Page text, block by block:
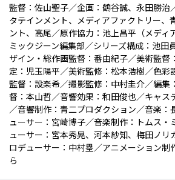
監督：佐山聖子／企画：鶴谷誠、永田勝治
タテインメント、メディアファクトリー、
ント、高尾／原作協力：池上昌平（メディ
ミックジーン編集部／シリーズ構成：池田
ザイン・総作画監督：番由紀子／美術監督
定：児玉陽平／美術監修：松本浩樹／色彩
監督：設楽希／撮影監修：中村圭介／編集
督：本山哲／音響効果：和田俊也／キャス
／音響制作：青二プロダクション／音楽：
ューサー：宮崎博子／音楽制作：トムス・
ューサー：宮本秀晃、河本紗知、梅田ノリ
ロデューサー：中村塁／アニメーション制
ら